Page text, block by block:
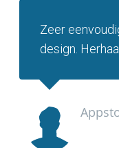
Zeer
design.